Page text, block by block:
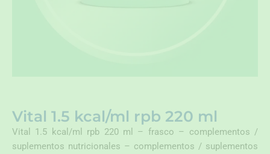
Vital 1.5 kcal/ml rpb 220 ml
Vital 1.5 kcal/ml rpb 220 ml – frasco – complementos /
suplementos nutricionales – complementos / suplementos